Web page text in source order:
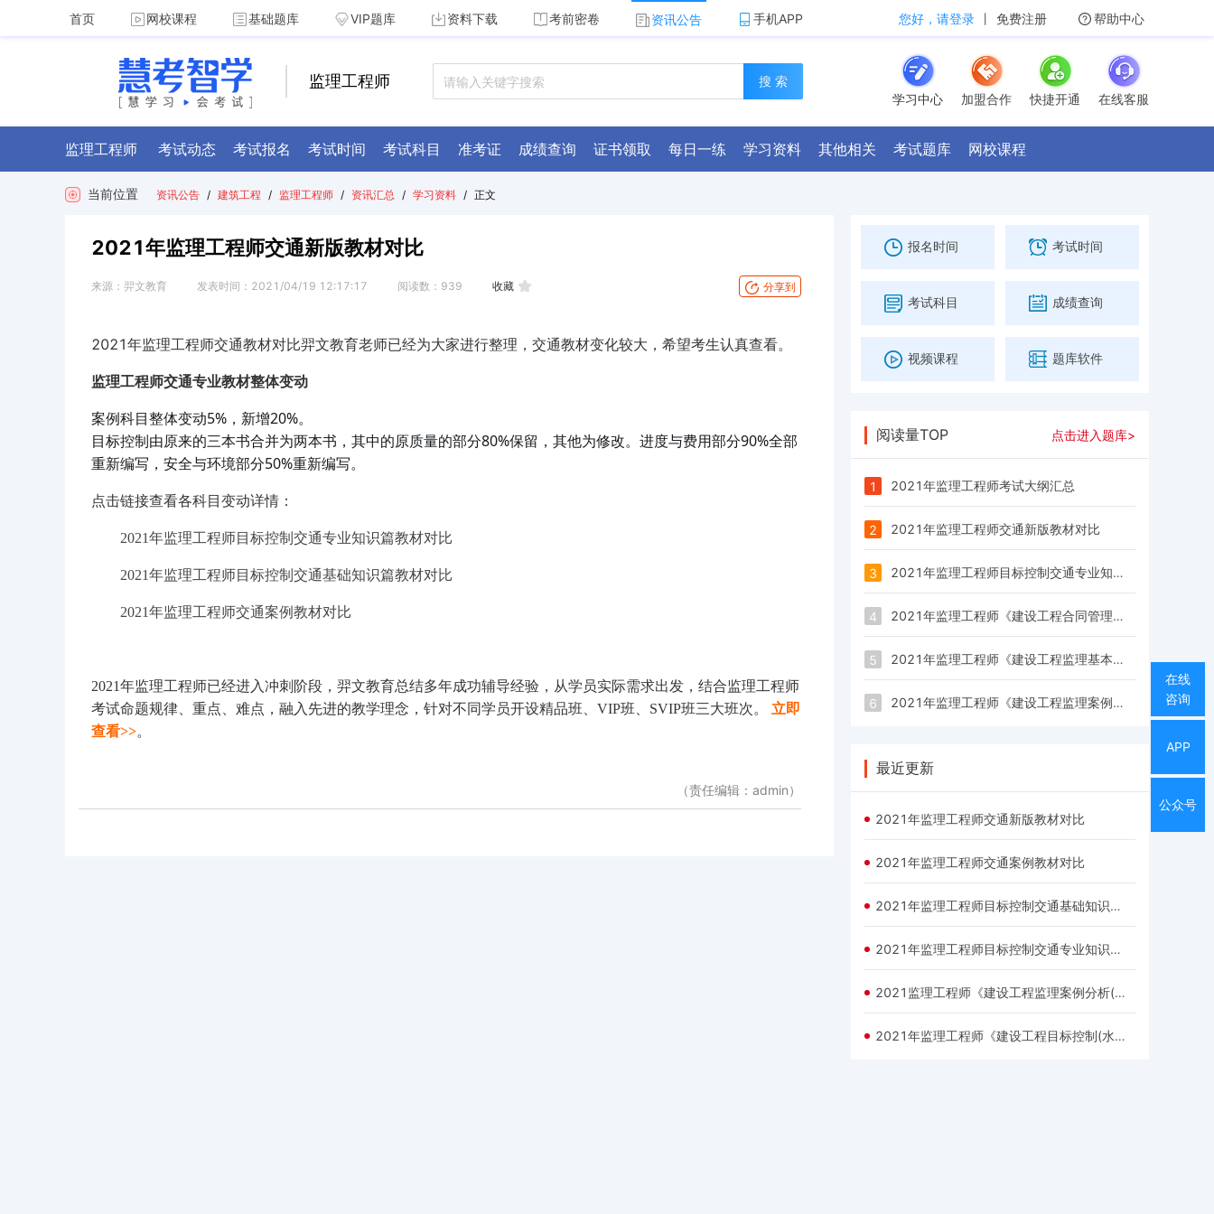
首页 网校课程 基础题库 VIP题库 资料下载 考前密卷 资讯公告 手机APP 您好，请登录 丨 免费注册 帮助中心
在线
咨询
APP
公众号
监理工程师
搜 索
学习中心
加盟合作 快捷开通 在线客服
监理工程师 考试动态 考试报名 考试时间 考试科目 准考证 成绩查询 证书领取 每日一练 学习资料 其他相关 考试题库 网校课程
当前位置 资讯公告 / 建筑工程 / 监理工程师 / 资讯汇总 / 学习资料 / 正文
2021年监理工程师交通新版教材对比
来源： 羿文教育 发表时间： 2021/04/19 12:17:17 阅读数： 939 收藏 分享到
2021年监理工程师交通教材对比羿文教育老师已经为大家进行整理，交通教材变化较大，希望考生认真查看。
监理工程师交通专业教材整体变动
案例科目整体变动5%，新增20%。
目标控制由原来的三本书合并为两本书，其中的原质量的部分80%保留，其他为修改。进度与费用部分90%全部
重新编写，安全与环境部分50%重新编写。
点击链接查看各科目变动详情：
2021年监理工程师目标控制交通专业知识篇教材对比
2021年监理工程师目标控制交通基础知识篇教材对比
2021年监理工程师交通案例教材对比
2021年监理工程师已经进入冲刺阶段，羿文教育总结多年成功辅导经验，从学员实际需求出发，结合监理工程师
考试命题规律、重点、难点，融入先进的教学理念，针对不同学员开设精品班、VIP班、SVIP班三大班次。
立即
查看>>。
（责任编辑：admin）
报名时间 考试时间
考试科目 成绩查询
视频课程 题库软件
阅读量TOP 点击进入题库>
1 2021年监理工程师考试大纲汇总
2 2021年监理工程师交通新版教材对比
3 2021年监理工程师目标控制交通专业知识篇教材对比
4 2021年监理工程师《建设工程合同管理》考试大纲发布
5 2021年监理工程师《建设工程监理基本理论和相关法规》考试大纲发布
6 2021年监理工程师《建设工程监理案例分析(土建)》考试大纲发布
最近更新
2021年监理工程师交通新版教材对比
2021年监理工程师交通案例教材对比
2021年监理工程师目标控制交通基础知识篇教材对比
2021年监理工程师目标控制交通专业知识篇教材对比
2021监理工程师《建设工程监理案例分析(水利)》考试大纲发布
2021年监理工程师《建设工程目标控制(水利)》考试大纲发布